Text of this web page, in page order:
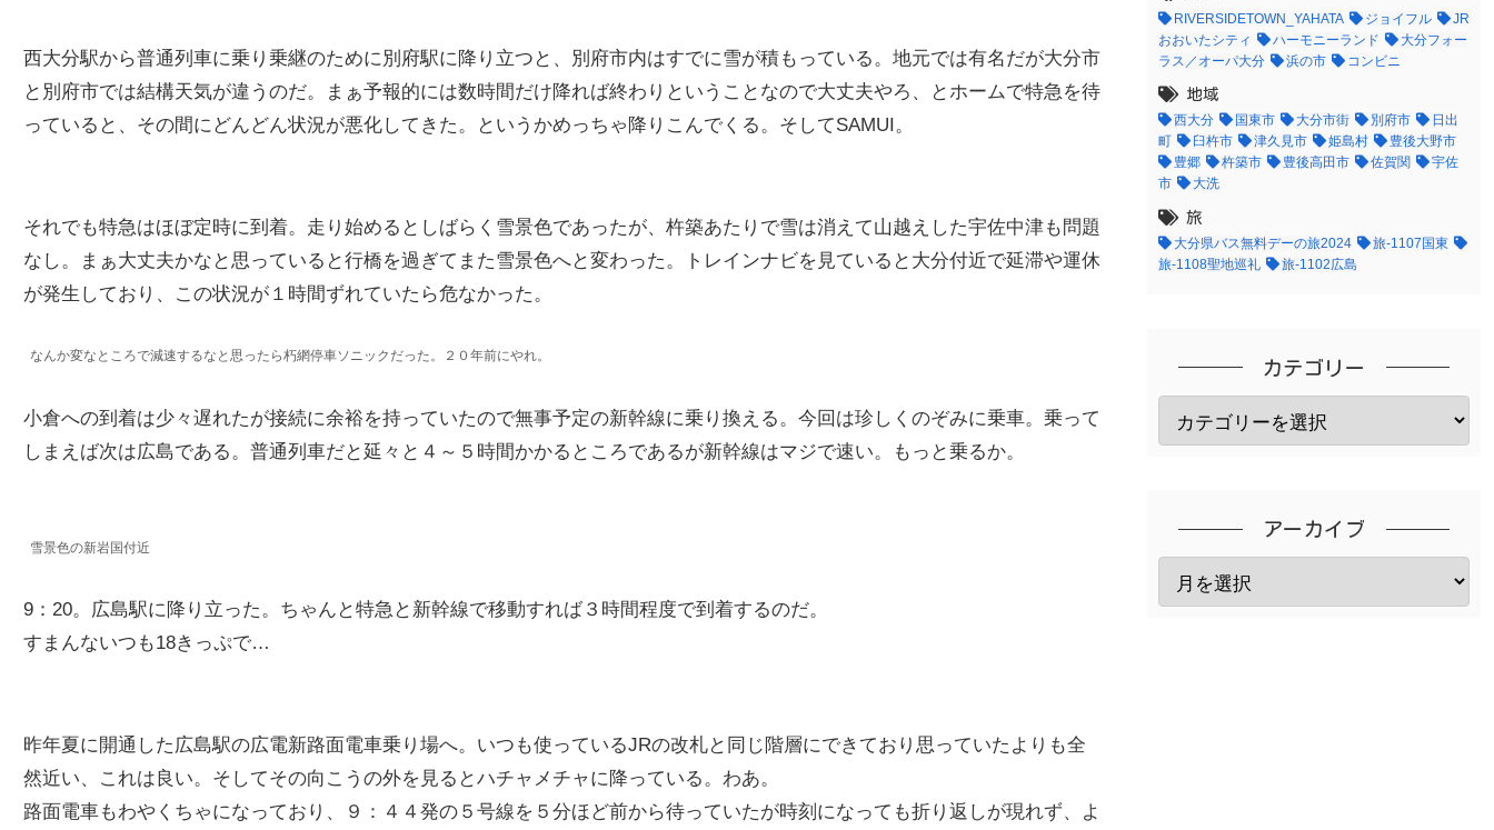
西大分駅から普通列車に乗り乗継のために別府駅に降り立つと、別府市内はすでに雪が積もっている。地元では有名だが大分市
と別府市では結構天気が違うのだ。まぁ予報的には数時間だけ降れば終わりということなので大丈夫やろ、とホームで特急を待
っていると、その間にどんどん状況が悪化してきた。というかめっちゃ降りこんでくる。そしてSAMUI。
それでも特急はほぼ定時に到着。走り始めるとしばらく雪景色であったが、杵築あたりで雪は消えて山越えした宇佐中津も問題
なし。まぁ大丈夫かなと思っていると行橋を過ぎてまた雪景色へと変わった。トレインナビを見ていると大分付近で延滞や運休
が発生しており、この状況が１時間ずれていたら危なかった。
なんか変なところで減速するなと思ったら朽網停車ソニックだった。２０年前にやれ。
小倉への到着は少々遅れたが接続に余裕を持っていたので無事予定の新幹線に乗り換える。今回は珍しくのぞみに乗車。乗って
しまえば次は広島である。普通列車だと延々と４～５時間かかるところであるが新幹線はマジで速い。もっと乗るか。
雪景色の新岩国付近
9：20。広島駅に降り立った。ちゃんと特急と新幹線で移動すれば３時間程度で到着するのだ。
すまんないつも18きっぷで…
昨年夏に開通した広島駅の広電新路面電車乗り場へ。いつも使っているJRの改札と同じ階層にできており思っていたよりも全
然近い、これは良い。そしてその向こうの外を見るとハチャメチャに降っている。わあ。
路面電車もわやくちゃになっており、９：４４発の５号線を５分ほど前から待っていたが時刻になっても折り返しが現れず、よ
RIVERSIDETOWN_YAHATA ジョイフル
JR
おおいたシティ
ハーモニーランド
大分フォー
ラス／オーパ大分
浜の市 コンビニ
地域
西大分 国東市 大分市街 別府市
日出
町
臼杵市 津久見市 姫島村
豊後大野市
豊郷
杵築市 豊後高田市 佐賀関
宇佐
市
大洗
旅
大分県バス無料デーの旅2024
旅-1107国東
旅-1108聖地巡礼
旅-1102広島
カテゴリー
アーカイブ